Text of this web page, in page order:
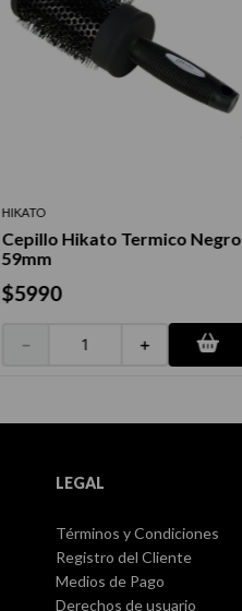
HIKATO
Cepillo Hikato Termico Negro
59mm
$5990
＋
－
LEGAL
Términos y Condiciones
Registro del Cliente
Medios de Pago
Derechos de usuario